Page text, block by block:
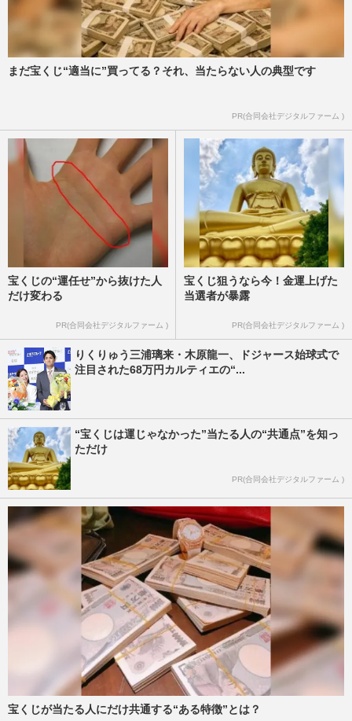
まだ宝くじ“適当に”買ってる？それ、当たらない人の典型です
PR(合同会社デジタルファーム )
宝くじの“運任せ”から抜けた人
だけ変わる
PR(合同会社デジタルファーム )
宝くじ狙うなら今！金運上げた
当選者が暴露
PR(合同会社デジタルファーム )
りくりゅう三浦璃来・木原龍一、ドジャース始球式で
注目された68万円カルティエの“...
“宝くじは運じゃなかった”当たる人の“共通点”を知っ
ただけ
PR(合同会社デジタルファーム )
宝くじが当たる人にだけ共通する“ある特徴”とは？